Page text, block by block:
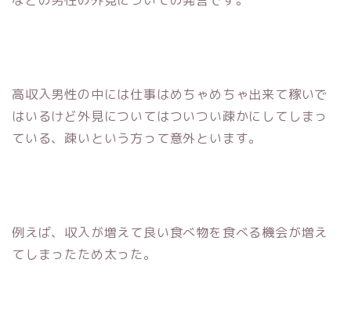
高収入男性の中には仕事はめちゃめちゃ出来て稼いで
はいるけど外見についてはついつい疎かにしてしまっ
ている、疎いという方って意外といます。
例えば、収入が増えて良い食べ物を食べる機会が増え
てしまったため太った。